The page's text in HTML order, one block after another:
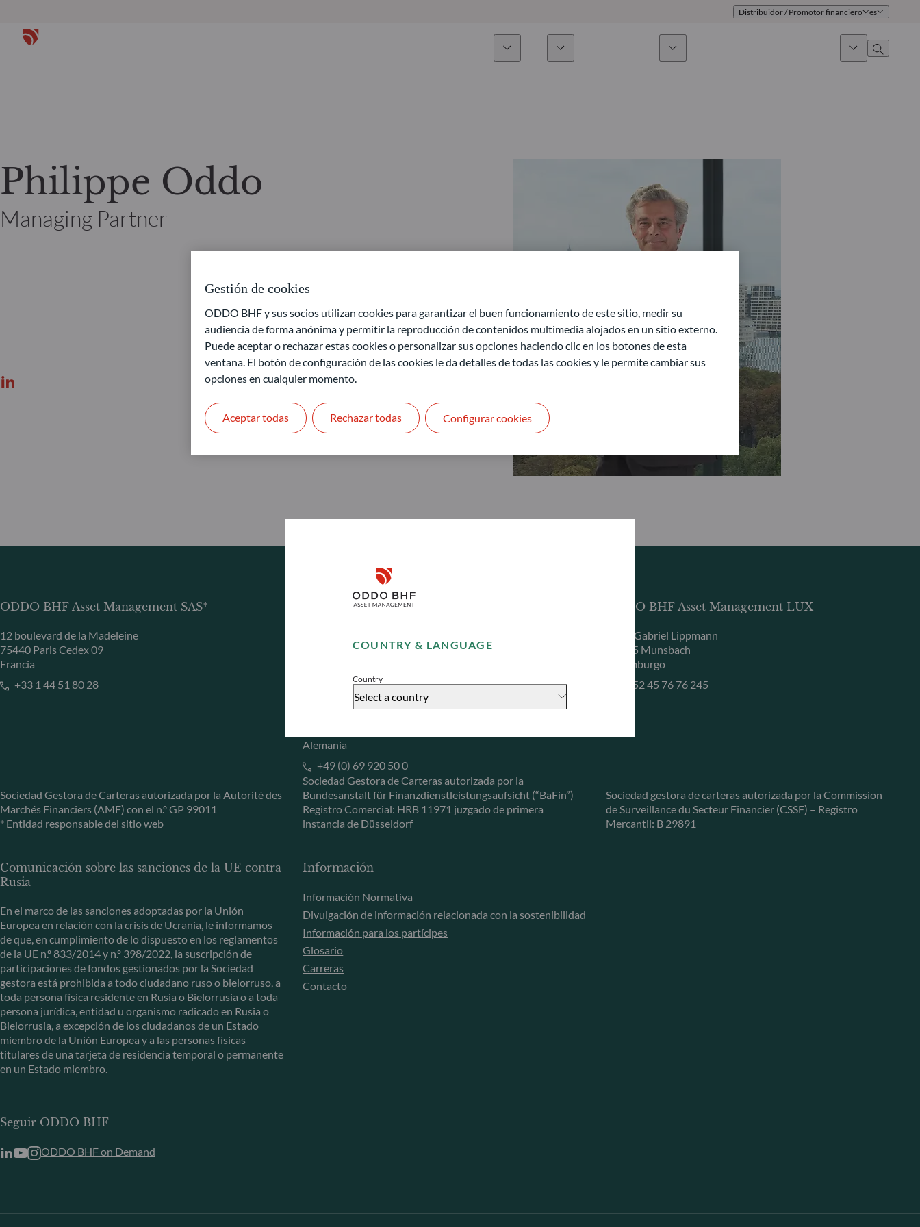
COUNTRY & LANGUAGE
Country
Select a country
Disclaimer
Accept
Distribuidor / Promotor financiero es
Philippe Oddo
Managing Partner
ODDO BHF Asset Management SAS*
12 boulevard de la Madeleine
75440 Paris Cedex 09
Francia
+33 1 44 51 80 28
Sociedad Gestora de Carteras autorizada por la Autorité des
Marchés Financiers (AMF) con el n.º GP 99011
* Entidad responsable del sitio web
ODDO BHF Asset Management GmbH
40217 Düsseldorf
+49 (0) 211 239 24 01
Alemania
+49 (0) 69 920 50 0
Sociedad Gestora de Carteras autorizada por la
Bundesanstalt für Finanzdienstleistungsaufsicht (“BaFin”)
Registro Comercial: HRB 11971 juzgado de primera
instancia de Düsseldorf
ODDO BHF Asset Management LUX
6, rue Gabriel Lippmann
L-5365 Munsbach
Luxemburgo
+352 45 76 76 245
Sociedad gestora de carteras autorizada por la Commission
de Surveillance du Secteur Financier (CSSF) – Registro
Mercantil: B 29891
Comunicación sobre las sanciones de la UE contra
Rusia
En el marco de las sanciones adoptadas por la Unión
Europea en relación con la crisis de Ucrania, le informamos
de que, en cumplimiento de lo dispuesto en los reglamentos
de la UE n.º 833/2014 y n.º 398/2022, la suscripción de
participaciones de fondos gestionados por la Sociedad
gestora está prohibida a todo ciudadano ruso o bielorruso, a
toda persona física residente en Rusia o Bielorrusia o a toda
persona jurídica, entidad u organismo radicado en Rusia o
Bielorrusia, a excepción de los ciudadanos de un Estado
miembro de la Unión Europea y a las personas físicas
titulares de una tarjeta de residencia temporal o permanente
en un Estado miembro.
Información
Información Normativa
Divulgación de información relacionada con la sostenibilidad
Información para los partícipes
Glosario
Carreras
Contacto
Seguir ODDO BHF
ODDO BHF on Demand
Gestión de cookies
ODDO BHF y sus socios utilizan cookies para garantizar el buen funcionamiento de este sitio, medir su
audiencia de forma anónima y permitir la reproducción de contenidos multimedia alojados en un sitio externo.
Puede aceptar o rechazar estas cookies o personalizar sus opciones haciendo clic en los botones de esta
ventana. El botón de configuración de las cookies le da detalles de todas las cookies y le permite cambiar sus
opciones en cualquier momento.
Rechazar todas
Aceptar todas Configurar cookies